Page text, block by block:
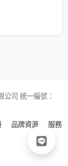
司 統一編號：
品牌資源
服務